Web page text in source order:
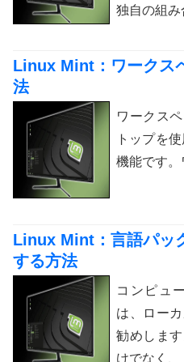
独自の組み
Linux Mint：ワークス
法
ワークス
トップを
機能です。
Linux Mint：言語パッ
する方法
コンピュ
は、ロー
勧めしま
けでなく、